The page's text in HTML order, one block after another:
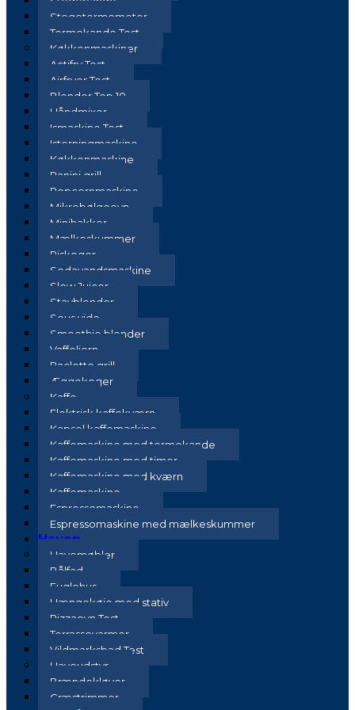
Stegetermometer
Termokande Test
Køkkenmaskiner
Actifry Test
Airfryer Test
Blender Top 10
Håndmixer
Ismaskine Test
Isterningmaskine
Køkkenmaskine
Panini grill
Popcornmaskine
Mikrobølgeovn
Minihakker
Mælkeskummer
Riskoger
Sodavandsmaskine
Slow Juicer
Stavblender
Sous vide
Smoothie blender
Vaffeljern
Raclette grill
Æggekoger
Kaffe
Elektrisk kaffekværn
Kapsel kaffemaskine
Kaffemaskine med termokande
Kaffemaskine med timer
Kaffemaskine med kværn
Kaffemaskine
Espressomaskine
Espressomaskine med mælkeskummer
Haven
Havemøbler
Bålfad
Fuglehus
Hængekøje med stativ
Pizzaovn Test
Terrassevarmer
Vildmarksbad Test
Haveudstyr
Brændekløver
Græstrimmer